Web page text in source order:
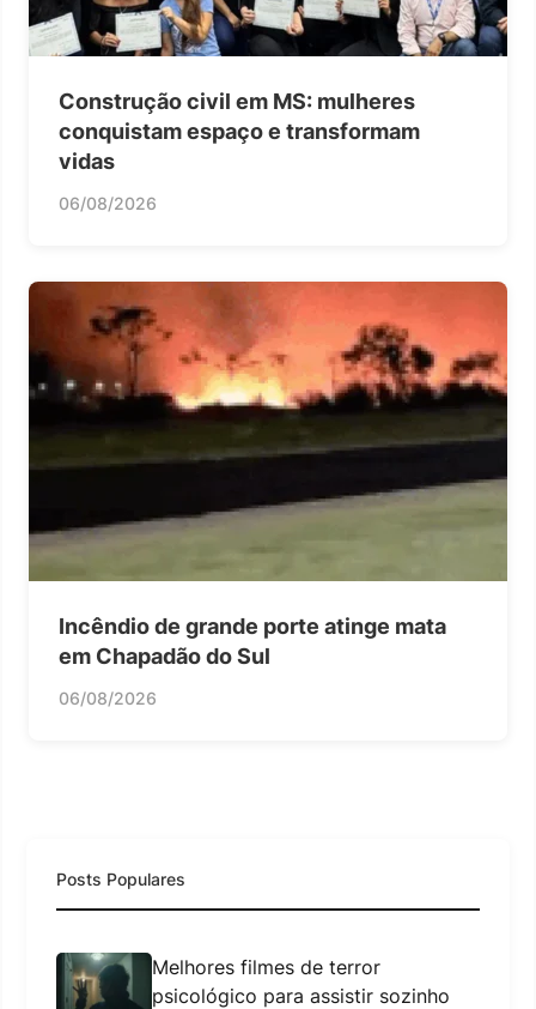
Construção civil em MS: mulheres
conquistam espaço e transformam
vidas
06/08/2026
Incêndio de grande porte atinge mata
em Chapadão do Sul
06/08/2026
Posts Populares
Melhores filmes de terror
psicológico para assistir sozinho